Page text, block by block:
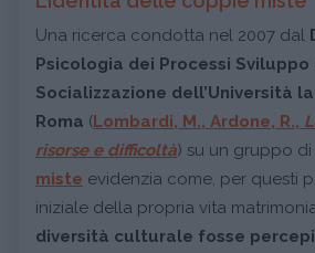
Una ricerca condotta nel 2007 dal
Psicologia dei Processi Sviluppo
Socializzazione dell’Università
Roma (Lombardi, M., Ardone, R.,
risorse e difficoltà) su un gruppo
miste evidenzia come, per questi
iniziale della propria vita
diversità culturale fosse